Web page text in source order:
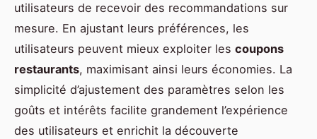
utilisateurs de recevoir des recommandations sur
mesure. En ajustant leurs préférences, les
utilisateurs peuvent mieux exploiter les coupons
restaurants, maximisant ainsi leurs économies. La
simplicité d’ajustement des paramètres selon les
goûts et intérêts facilite grandement l’expérience
des utilisateurs et enrichit la découverte